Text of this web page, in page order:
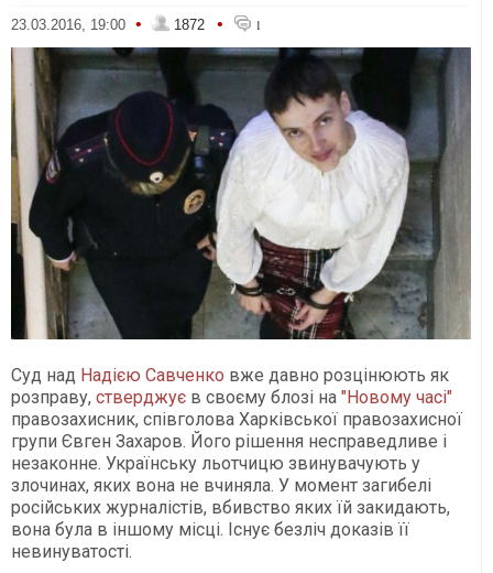
23.03.2016, 19:00 • 1872 • 1
Суд над Надією Савченко вже давно розцінюють як
розправу, стверджує в своєму блозі на "Новому часі"
правозахисник, співголова Харківської правозахисної
групи Євген Захаров. Його рішення несправедливе і
незаконне. Українську льотчицю звинувачують у
злочинах, яких вона не вчиняла. У момент загибелі
російських журналістів, вбивство яких їй закидають,
вона була в іншому місці. Існує безліч доказів її
невинуватості.